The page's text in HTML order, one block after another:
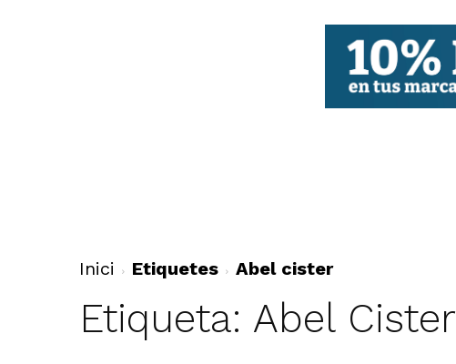
Inici Etiquetes Abel cister
Etiqueta: Abel Cister